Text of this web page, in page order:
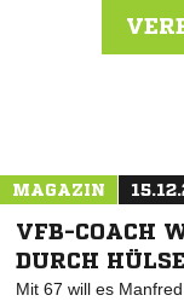
MAGAZIN
VFB-COACH
DURCH
Mit 67 will es